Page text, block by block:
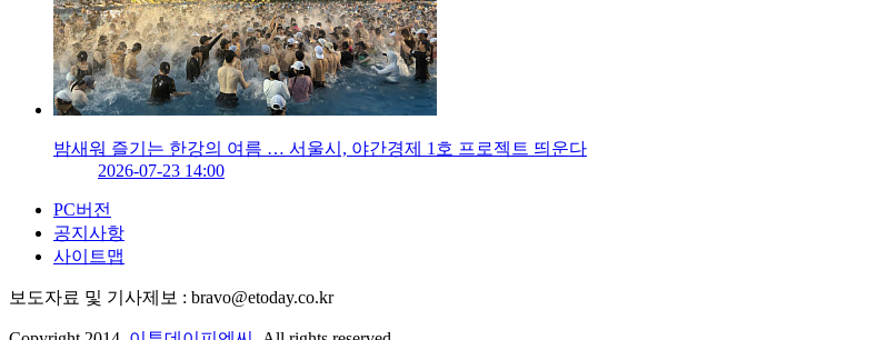
밤새워 즐기는 한강의 여름 … 서울시, 야간경제 1호 프로젝트 띄운다
2026-07-23 14:00
PC버전
공지사항
사이트맵
보도자료 및 기사제보 : bravo@etoday.co.kr